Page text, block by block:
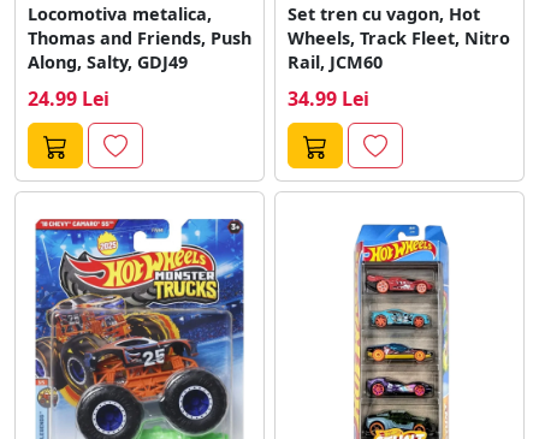
Locomotiva metalica,
Thomas and Friends, Push
Along, Salty, GDJ49
24.99 Lei
Set tren cu vagon, Hot
Wheels, Track Fleet, Nitro
Rail, JCM60
34.99 Lei